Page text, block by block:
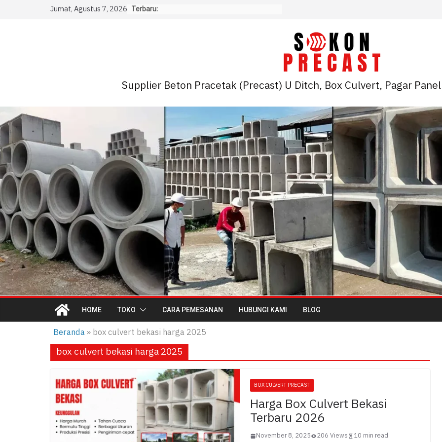
Jumat, Agustus 7, 2026 Terbaru:
Supplier Beton Pracetak (Precast) U Ditch, Box Culvert, Pagar
HOME TOKO CARA PEMESANAN HUBUNGI KAMI BLOG
Beranda» box culvert bekasi harga 2025
box culvert bekasi harga 2025
BOX CULVERT PRECAST
Harga Box Culvert Bekasi
Terbaru 2026
November 8, 2025 206 Views 10 min read